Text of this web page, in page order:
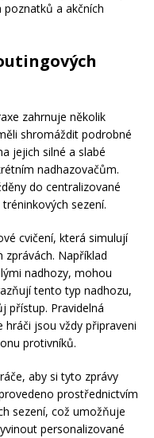
a akčních
zahrnuje několik
shromáždit podrobné
jejich silné a slabé
nadhazovačům.
do centralizované
sezení.
cvičení, která simulují
zprávách. Například
nadhozy, mohou
tento typ nadhozu,
přístup. Pravidelná
jsou vždy připraveni
protivníků.
aby si tyto zprávy
prostřednictvím
sezení, což umožňuje
personalizované